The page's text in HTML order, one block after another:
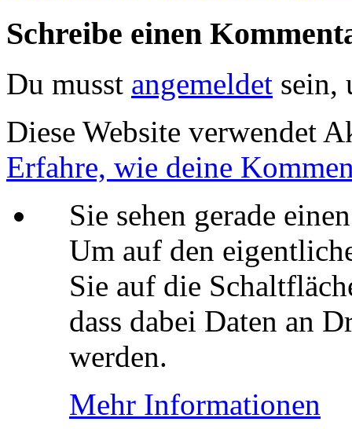
Schreibe einen
Du musst angemeldet sein,
Diese Website verwendet
Erfahre, wie deine
Sie sehen gerade
Um auf den
Sie auf die
dass dabei Daten an
werden.
Mehr Informationen